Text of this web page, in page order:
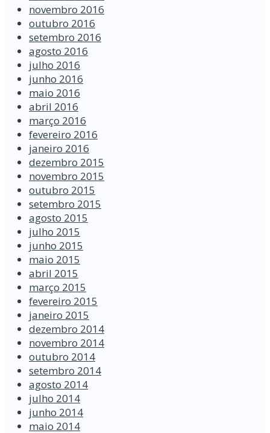
novembro 2016
outubro 2016
setembro 2016
agosto 2016
julho 2016
junho 2016
maio 2016
abril 2016
março 2016
fevereiro 2016
janeiro 2016
dezembro 2015
novembro 2015
outubro 2015
setembro 2015
agosto 2015
julho 2015
junho 2015
maio 2015
abril 2015
março 2015
fevereiro 2015
janeiro 2015
dezembro 2014
novembro 2014
outubro 2014
setembro 2014
agosto 2014
julho 2014
junho 2014
maio 2014